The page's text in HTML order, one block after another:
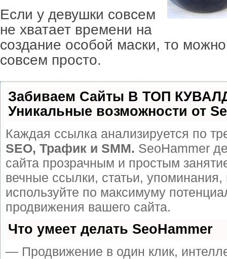
Если у девушки совсем
не хватает времени на
создание особой маски, то можно
совсем просто.
Забиваем Сайты В ТОП
Уникальные возможности от
Каждая ссылка анализируется по
SEO, Трафик и SMM. SeoHammer
сайта прозрачным и простым
вечные ссылки, статьи,
используйте по максимуму
продвижения вашего сайта.
Что умеет делать SeoHammer
— Продвижение в один клик,